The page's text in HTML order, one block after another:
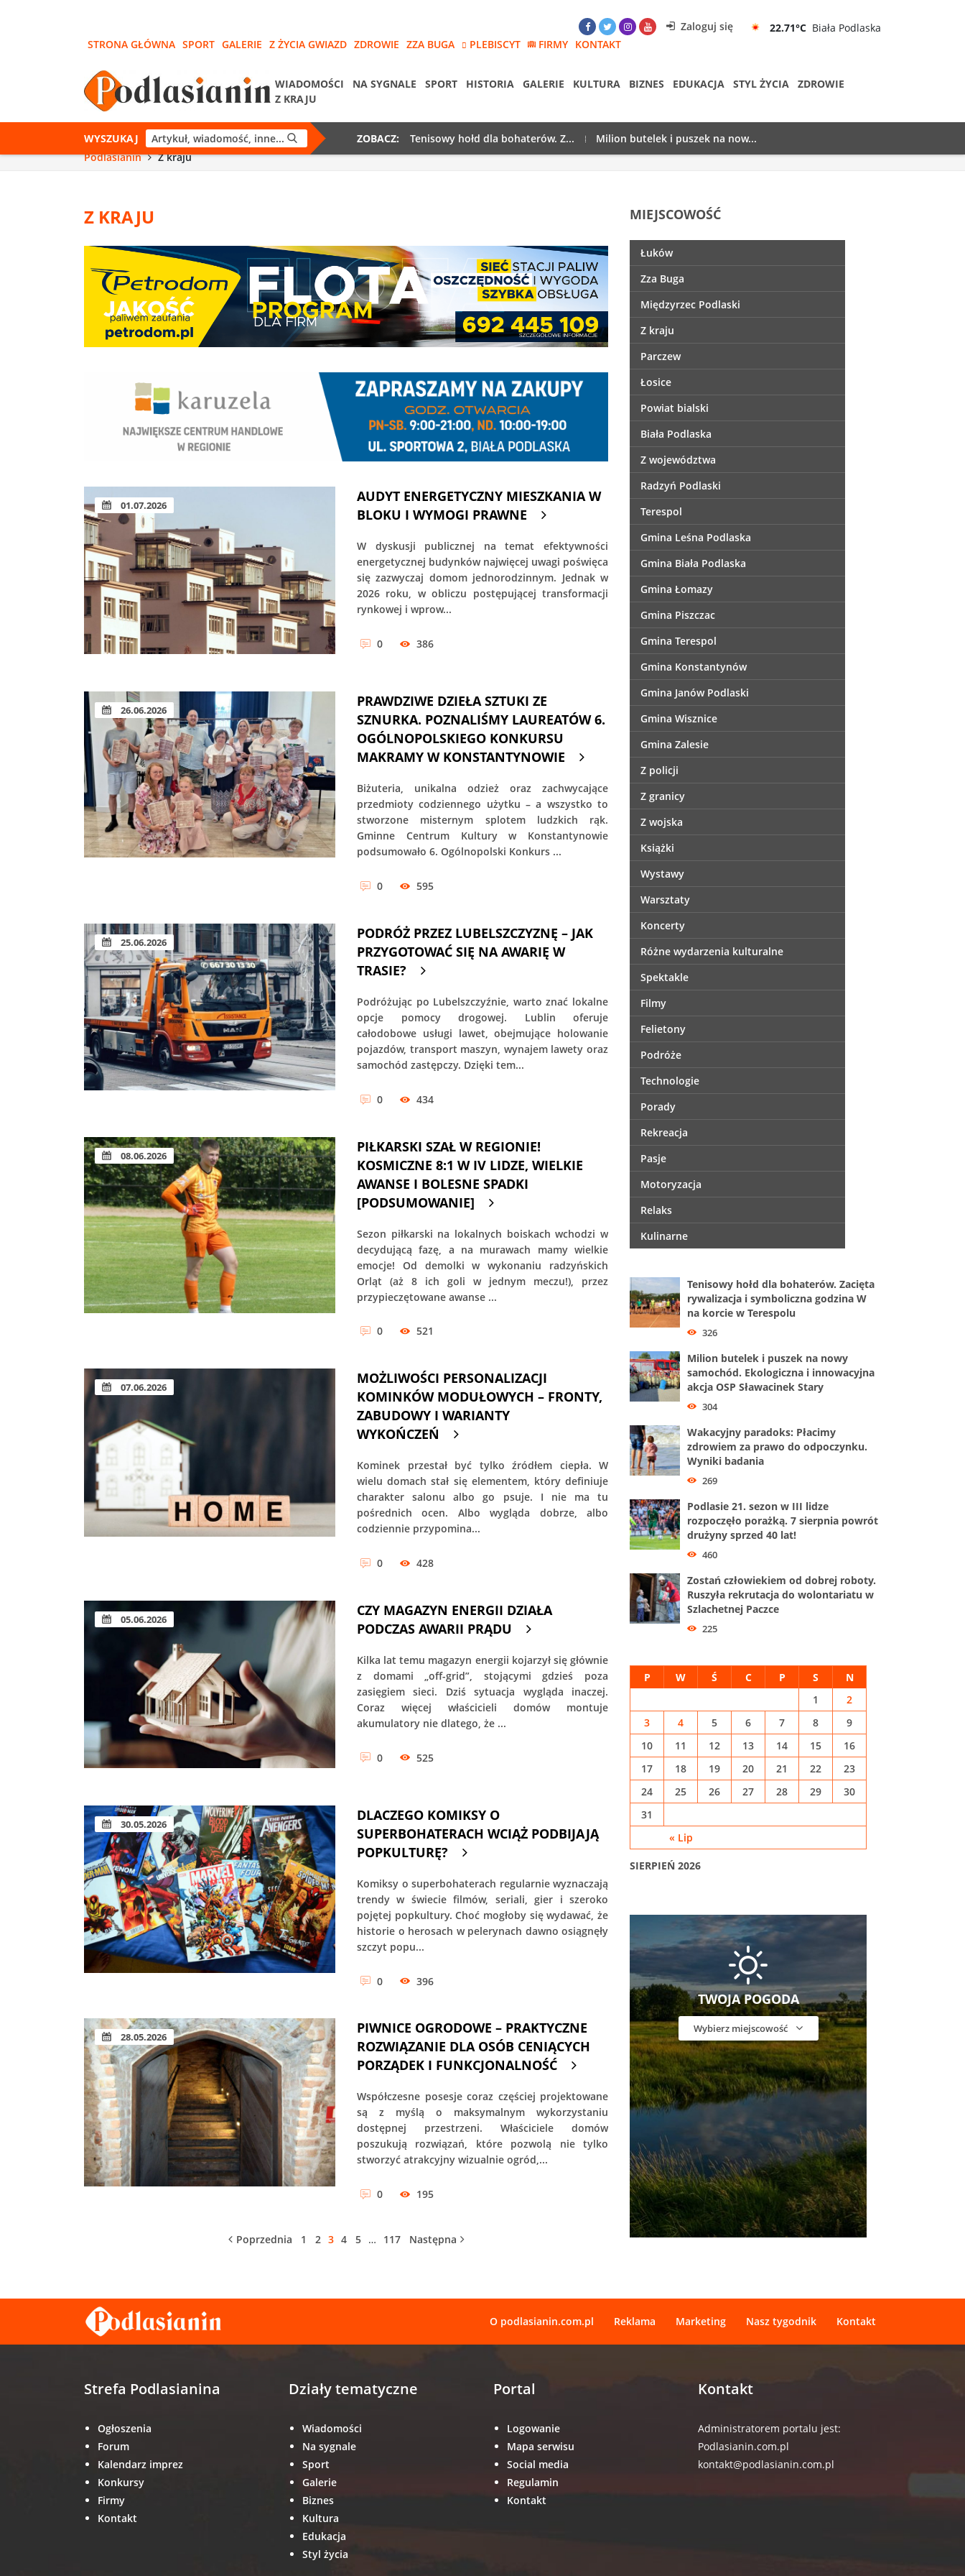
Zaloguj się 22.71°C Biała Podlaska
STRONA GŁÓWNA SPORT GALERIE Z ŻYCIA GWIAZD ZDROWIE ZZA BUGA PLEBISCYT FIRMY KONTAKT
WIADOMOŚCI NA SYGNALE SPORT HISTORIA GALERIE KULTURA BIZNES EDUKACJA STYL ŻYCIA
ZDROWIE
Z KRAJU
WYSZUKAJ ZOBACZ: Tenisowy hołd dla bohaterów. Z...
Milion butelek i puszek na now...
Podlasianin
Z kraju
Z KRAJU
01.07.2026
AUDYT ENERGETYCZNY MIESZKANIA W
BLOKU I WYMOGI PRAWNE
W dyskusji publicznej na temat efektywności
energetycznej budynków najwięcej uwagi poświęca
się zazwyczaj domom jednorodzinnym. Jednak w
2026 roku, w obliczu postępującej transformacji
rynkowej i wprow...
0 386
26.06.2026
PRAWDZIWE DZIEŁA SZTUKI ZE
SZNURKA. POZNALIŚMY LAUREATÓW 6.
OGÓLNOPOLSKIEGO KONKURSU
MAKRAMY W KONSTANTYNOWIE
Biżuteria, unikalna odzież oraz zachwycające
przedmioty codziennego użytku – a wszystko to
stworzone misternym splotem ludzkich rąk.
Gminne Centrum Kultury w Konstantynowie
podsumowało 6. Ogólnopolski Konkurs ...
0 595
25.06.2026
PODRÓŻ PRZEZ LUBELSZCZYZNĘ – JAK
PRZYGOTOWAĆ SIĘ NA AWARIĘ W
TRASIE?
Podróżując po Lubelszczyźnie, warto znać lokalne
opcje pomocy drogowej. Lublin oferuje
całodobowe usługi lawet, obejmujące holowanie
pojazdów, transport maszyn, wynajem lawety oraz
samochód zastępczy. Dzięki tem...
0 434
08.06.2026
PIŁKARSKI SZAŁ W REGIONIE!
KOSMICZNE 8:1 W IV LIDZE, WIELKIE
AWANSE I BOLESNE SPADKI
[PODSUMOWANIE]
Sezon piłkarski na lokalnych boiskach wchodzi w
decydującą fazę, a na murawach mamy wielkie
emocje! Od demolki w wykonaniu radzyńskich
Orląt (aż 8 ich goli w jednym meczu!), przez
przypieczętowane awanse ...
0 521
07.06.2026
MOŻLIWOŚCI PERSONALIZACJI
KOMINKÓW MODUŁOWYCH – FRONTY,
ZABUDOWY I WARIANTY
WYKOŃCZEŃ
Kominek przestał być tylko źródłem ciepła. W
wielu domach stał się elementem, który definiuje
charakter salonu albo go psuje. I nie ma tu
pośrednich ocen. Albo wygląda dobrze, albo
codziennie przypomina...
0 428
05.06.2026
CZY MAGAZYN ENERGII DZIAŁA
PODCZAS AWARII PRĄDU
Kilka lat temu magazyn energii kojarzył się głównie
z domami „off-grid”, stojącymi gdzieś poza
zasięgiem sieci. Dziś sytuacja wygląda inaczej.
Coraz więcej właścicieli domów montuje
akumulatory nie dlatego, że ...
0 525
30.05.2026
DLACZEGO KOMIKSY O
SUPERBOHATERACH WCIĄŻ PODBIJAJĄ
POPKULTURĘ?
Komiksy o superbohaterach regularnie wyznaczają
trendy w świecie filmów, seriali, gier i szeroko
pojętej popkultury. Choć mogłoby się wydawać, że
historie o herosach w pelerynach dawno osiągnęły
szczyt popu...
0 396
28.05.2026
PIWNICE OGRODOWE – PRAKTYCZNE
ROZWIĄZANIE DLA OSÓB CENIĄCYCH
PORZĄDEK I FUNKCJONALNOŚĆ
Współczesne posesje coraz częściej projektowane
są z myślą o maksymalnym wykorzystaniu
dostępnej przestrzeni. Właściciele domów
poszukują rozwiązań, które pozwolą nie tylko
stworzyć atrakcyjny wizualnie ogród,...
0 195
Poprzednia 1 2 3 4 5 … 117 Następna
MIEJSCOWOŚĆ
Łuków
Zza Buga
Międzyrzec Podlaski
Z kraju
Parczew
Łosice
Powiat bialski
Biała Podlaska
Z województwa
Radzyń Podlaski
Terespol
Gmina Leśna Podlaska
Gmina Biała Podlaska
Gmina Łomazy
Gmina Piszczac
Gmina Terespol
Gmina Konstantynów
Gmina Janów Podlaski
Gmina Wisznice
Gmina Zalesie
Z policji
Z granicy
Z wojska
Książki
Wystawy
Warsztaty
Koncerty
Różne wydarzenia kulturalne
Spektakle
Filmy
Felietony
Podróże
Technologie
Porady
Rekreacja
Pasje
Motoryzacja
Relaks
Kulinarne
Tenisowy hołd dla bohaterów. Zacięta
rywalizacja i symboliczna godzina W
na korcie w Terespolu
326
Milion butelek i puszek na nowy
samochód. Ekologiczna i innowacyjna
akcja OSP Sławacinek Stary
304
Wakacyjny paradoks: Płacimy
zdrowiem za prawo do odpoczynku.
Wyniki badania
269
Podlasie 21. sezon w III lidze
rozpoczęło porażką. 7 sierpnia powrót
drużyny sprzed 40 lat!
460
Zostań człowiekiem od dobrej roboty.
Ruszyła rekrutacja do wolontariatu w
Szlachetnej Paczce
225
SIERPIEŃ 2026
P W Ś C P S N
« Lip
1
2
3
4 5 6 7 8
9
10
11 12 13 14 15
16
17
18 19 20 21 22
23
24
25 26 27 28 29
30
31
TWOJA POGODA
Wybierz miejscowość
O podlasianin.com.pl Reklama Marketing Nasz tygodnik Kontakt
Strefa Podlasianina
Ogłoszenia
Forum
Kalendarz imprez
Konkursy
Firmy
Kontakt
Działy tematyczne
Wiadomości
Na sygnale
Sport
Galerie
Biznes
Kultura
Edukacja
Styl życia
Portal
Logowanie
Mapa serwisu
Social media
Regulamin
Kontakt
Kontakt
Administratorem portalu jest:
Podlasianin.com.pl
kontakt@podlasianin.com.pl